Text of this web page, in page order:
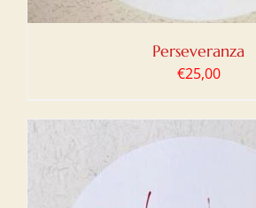
Perseveranza
€25,00